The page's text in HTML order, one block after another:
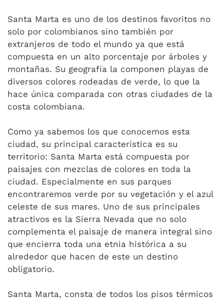
Santa Marta es uno de los destinos favoritos no
solo por colombianos sino también por
extranjeros de todo el mundo ya que está
compuesta en un alto porcentaje por árboles y
montañas. Su geografía la componen playas de
diversos colores rodeadas de verde, lo que la
hace única comparada con otras ciudades de la
costa colombiana.
Como ya sabemos los que conocemos esta
ciudad, su principal característica es su
territorio: Santa Marta está compuesta por
paisajes con mezclas de colores en toda la
ciudad. Especialmente en sus parques
encontraremos verde por su vegetación y el azul
celeste de sus mares. Uno de sus principales
atractivos es la Sierra Nevada que no solo
complementa el paisaje de manera integral sino
que encierra toda una etnia histórica a su
alrededor que hacen de este un destino
obligatorio.
Santa Marta, consta de todos los pisos térmicos